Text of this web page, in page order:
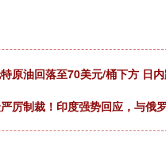
原油回落至70美元/桶下方 日
厉制裁！印度强势回应，与俄